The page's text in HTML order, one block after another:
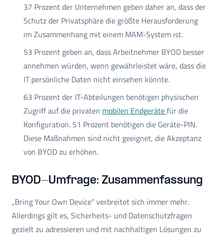
37 Prozent der Unternehmen geben daher an, dass der
Schutz der Privatsphäre die größte Herausforderung
im Zusammenhang mit einem MAM-System ist.
53 Prozent geben an, dass Arbeitnehmer BYOD besser
annehmen würden, wenn gewährleistet wäre, dass die
IT persönliche Daten nicht einsehen könnte.
63 Prozent der IT-Abteilungen benötigen physischen
Zugriff auf die privaten mobilen Endgerätefür die
Konfiguration. 51 Prozent benötigen die Geräte-PIN.
Diese Maßnahmen sind nicht geeignet, die Akzeptanz
von BYOD zu erhöhen.
BYOD-Umfrage: Zusammenfassung
„Bring Your Own Device“ verbreitet sich immer mehr.
Allerdings gilt es, Sicherheits- und Datenschutzfragen
gezielt zu adressieren und mit nachhaltigen Lösungen zu